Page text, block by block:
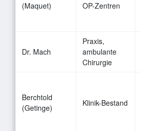
(Maquet)
OP-Zentren
Dr. Mach
Praxis,
ambulante
Chirurgie
Berchtold
(Getinge)
Klinik-Bestand